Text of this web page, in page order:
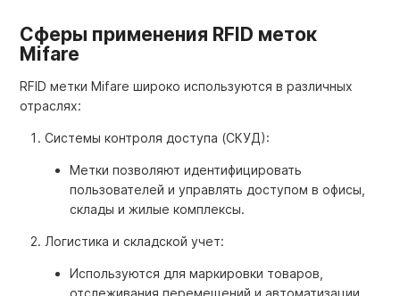
Сферы применения RFID меток
Mifare
RFID метки Mifare широко используются в различных
отраслях:
Системы контроля доступа (СКУД):
Метки позволяют идентифицировать
пользователей и управлять доступом в офисы,
склады и жилые комплексы.
Логистика и складской учет:
Используются для маркировки товаров,
отслеживания перемещений и автоматизации